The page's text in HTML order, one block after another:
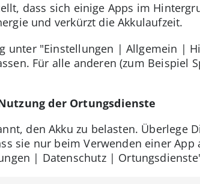
dass sich einige Apps im
und verkürzt die Akkulaufzeit.
unter "Einstellungen | Allgemein |
Für alle anderen (zum Beispiel
der Ortungsdienste
den Akku zu belasten. Überlege
sie nur beim Verwenden einer App
| Datenschutz |